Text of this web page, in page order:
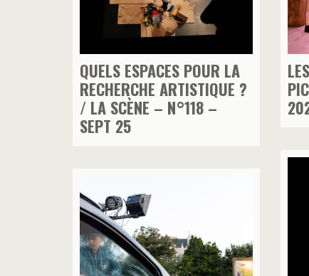
QUELS ESPACES POUR LA
RECHERCHE ARTISTIQUE ?
/ LA SCÈNE – N°118 –
SEPT 25